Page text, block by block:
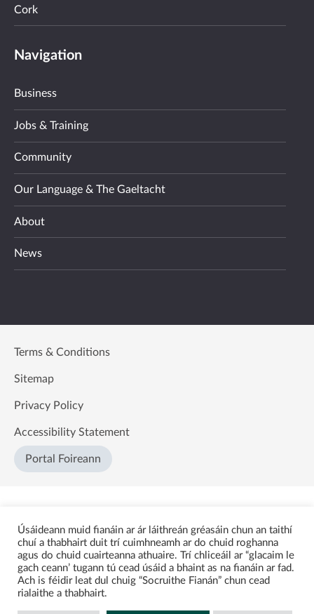
Cork
Navigation
Business
Jobs & Training
Community
Our Language & The Gaeltacht
About
News
Terms & Conditions
Sitemap
Privacy Policy
Accessibility Statement
Portal Foireann
Úsáideann muid fianáin ar ár láithreán gréasáin chun an taithí
chuí a thabhairt duit trí cuimhneamh ar do chuid roghanna
agus do chuid cuairteanna athuaire. Trí chliceáil ar “glacaim le
gach ceann’ tugann tú cead úsáid a bhaint as na fianáin ar fad.
Ach is féidir leat dul chuig “Socruithe Fianán” chun cead
rialaithe a thabhairt.